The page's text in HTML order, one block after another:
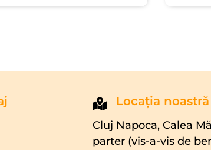
Locaţia noastră
Cluj Napoca, Calea
parter (vis-a-vis de